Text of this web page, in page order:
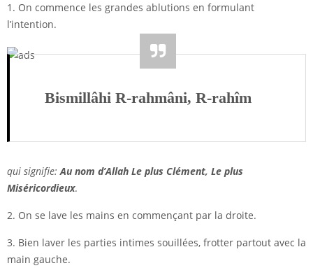
1. On commence les grandes ablutions en formulant
l’intention.
Bismillâhi R-rahmâni, R-rahîm
qui signifie:Au nom d’Allah Le plus Clément, Le plus
Miséricordieux.
2. On se lave les mains en commençant par la droite.
3. Bien laver les parties intimes souillées, frotter partout avec la
main gauche.